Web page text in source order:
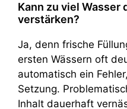
Kann zu viel Wasser
verstärken?
Ja, denn frische
ersten Wässern oft
automatisch ein
Setzung.
Inhalt dauerhaft